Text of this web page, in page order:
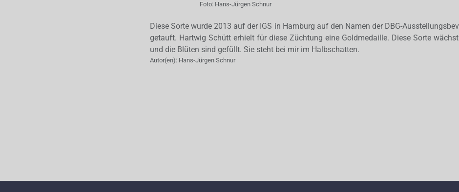
Foto: Hans-Jürgen Schnur
Diese Sorte wurde 2013 auf der IGS in Hamburg auf den Namen der DBG-
getauft. Hartwig Schütt erhielt für diese Züchtung eine Goldmedaille. Diese Sorte
und die Blüten sind gefüllt. Sie steht bei mir im Halbschatten.
Autor(en): Hans-Jürgen Schnur